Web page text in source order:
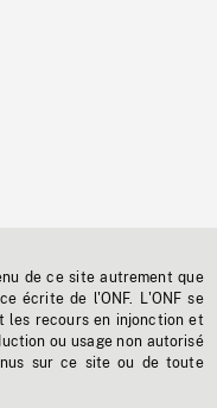
de ce site autrement que
écrite de l'ONF. L'ONF se
les recours en injonction et
ou usage non autorisé
sur ce site ou de toute